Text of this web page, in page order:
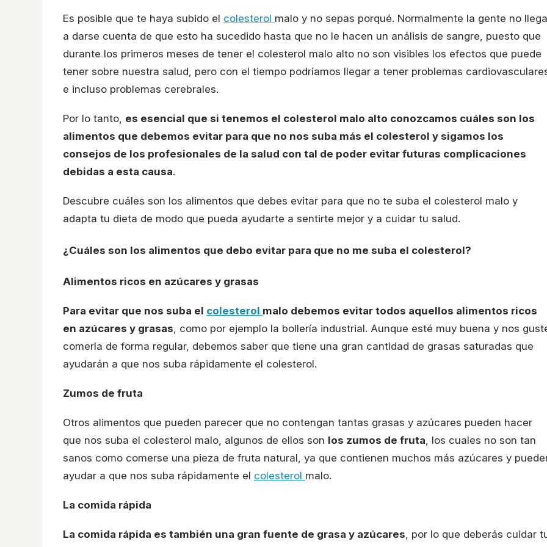
Es posible que te haya subido el colesterol malo y no sepas porqué. Normalmente la gente no llega
a darse cuenta de que esto ha sucedido hasta que no le hacen un análisis de sangre, puesto que
durante los primeros meses de tener el colesterol malo alto no son visibles los efectos que puede
tener sobre nuestra salud, pero con el tiempo podríamos llegar a tener problemas
e incluso problemas cerebrales.
Por lo tanto, es esencial que si tenemos el colesterol malo alto conozcamos cuáles son los
alimentos que debemos evitar para que no nos suba más el colesterol y sigamos los
consejos de los profesionales de la salud con tal de poder evitar futuras complicaciones
debidas a esta causa.
Descubre cuáles son los alimentos que debes evitar para que no te suba el colesterol malo y
adapta tu dieta de modo que pueda ayudarte a sentirte mejor y a cuidar tu salud.
¿Cuáles son los alimentos que debo evitar para que no me suba el colesterol?
Alimentos ricos en azúcares y grasas
Para evitar que nos suba el colesterol malo debemos evitar todos aquellos alimentos ricos
en azúcares y grasas, como por ejemplo la bollería industrial. Aunque esté muy buena y nos
comerla de forma regular, debemos saber que tiene una gran cantidad de grasas saturadas que
ayudarán a que nos suba rápidamente el colesterol.
Zumos de fruta
Otros alimentos que pueden parecer que no contengan tantas grasas y azúcares pueden hacer
que nos suba el colesterol malo, algunos de ellos son los zumos de fruta, los cuales no son tan
sanos como comerse una pieza de fruta natural, ya que contienen muchos más azúcares y
ayudar a que nos suba rápidamente el colesterol malo.
La comida rápida
La comida rápida es también una gran fuente de grasa y azúcares, por lo que deberás cuidar